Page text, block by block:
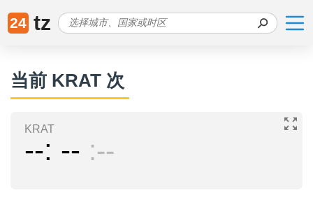
24 tz
当前 KRAT 次
KRAT
-- -- --